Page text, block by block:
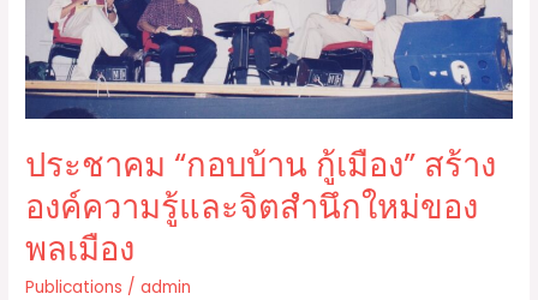
ประชาคม “กอบบ้าน กู้เมือง” สร้าง
องค์ความรู้และจิตสำนึกใหม่ของ
พลเมือง
Publications /admin
ความ
และ
จิตสำนึก
ของ
พลเมือง